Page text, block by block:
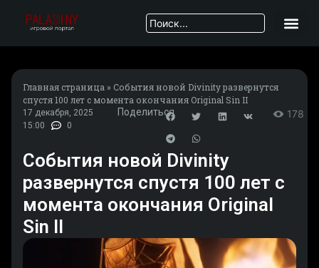
Главная страница » События новой Divinity развернутся
спустя 100 лет с момента окончания Original Sin II
17 декабря, 2025
15:00
0
Поделиться 178
События новой Divinity
развернутся спустя 100 лет с
момента окончания Original
Sin II